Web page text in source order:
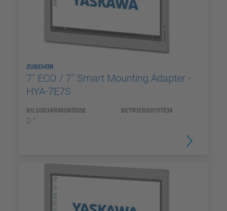
ZUBEHÖR
7" ECO / 7" Smart Mounting Adapter -
HYA-7E7S
BILDSCHIRMGRÖSSE
0 "
BETRIEBSSYSTEM